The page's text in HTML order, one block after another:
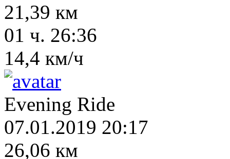
21,39 км
01 ч. 26:36
14,4 км/ч
Evening Ride
07.01.2019 20:17
26,06 км